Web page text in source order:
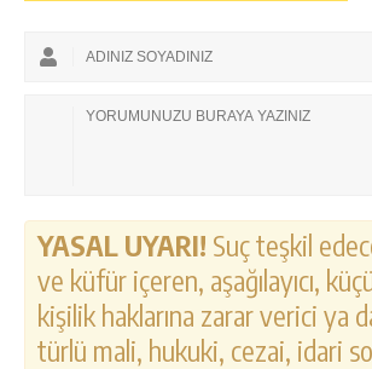
YASAL UYARI! Suç teşkil
ve küfür içeren, aşağılayıcı,
kişilik haklarına zarar verici ya
türlü mali, hukuki, cezai, idari